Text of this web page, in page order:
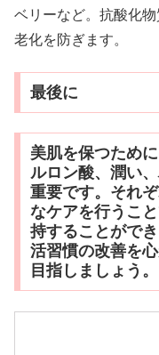
ベリーなど。抗酸化
老化を防ぎます。
最後に
美肌を保つため
ルロン酸、潤い
重要です。それ
なケアを行うこ
持することがで
活習慣の改善を
目指しましょう。